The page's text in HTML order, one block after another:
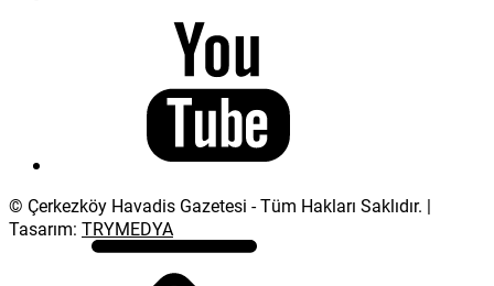
© Çerkezköy Havadis Gazetesi - Tüm Hakları Saklıdır. |
Tasarım: TRYMEDYA